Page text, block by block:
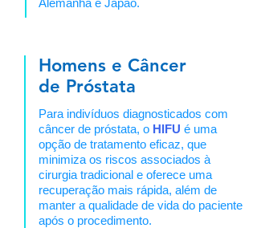
Alemanha e Japão.
Homens e Câncer
de Próstata
Para indivíduos diagnosticados com
câncer de próstata, o HIFU é uma
opção de tratamento eficaz, que
minimiza os riscos associados à
cirurgia tradicional e oferece uma
recuperação mais rápida, além de
manter a qualidade de vida do paciente
após o procedimento.